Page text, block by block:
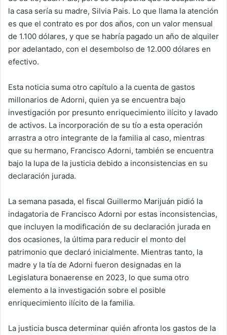
la casa sería su madre, Silvia Pais. Lo que llama la atención
es que el contrato es por dos años, con un valor mensual
de 1.100 dólares, y que se habría pagado un año de alquiler
por adelantado, con el desembolso de 12.000 dólares en
efectivo.
Esta noticia suma otro capítulo a la cuenta de gastos
millonarios de Adorni, quien ya se encuentra bajo
investigación por presunto enriquecimiento ilícito y lavado
de activos. La incorporación de su tío a esta operación
arrastra a otro integrante de la familia al caso, mientras
que su hermano, Francisco Adorni, también se encuentra
bajo la lupa de la justicia debido a inconsistencias en su
declaración jurada.
La semana pasada, el fiscal Guillermo Marijuán pidió la
indagatoria de Francisco Adorni por estas inconsistencias,
que incluyen la modificación de su declaración jurada en
dos ocasiones, la última para reducir el monto del
patrimonio que declaró inicialmente. Mientras tanto, la
madre y la tía de Adorni fueron designadas en la
Legislatura bonaerense en 2023, lo que suma otro
elemento a la investigación sobre el posible
enriquecimiento ilícito de la familia.
La justicia busca determinar quién afronta los gastos de la